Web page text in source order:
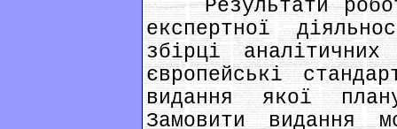
Результати
експертної
збірці
європейські
видання якої
Замовити видання